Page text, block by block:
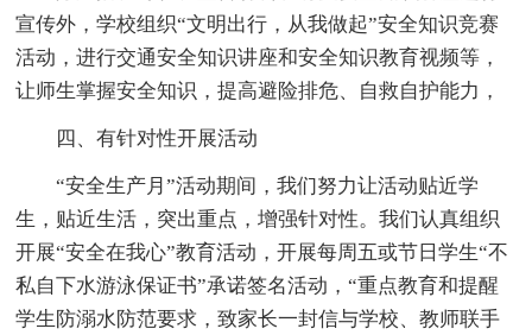
宣传外，学校组织“文明出行，从我做起”安全知识竞赛
活动，进行交通安全知识讲座和安全知识教育视频等，
让师生掌握安全知识，提高避险排危、自救自护能力，
四、有针对性开展活动
“安全生产月”活动期间，我们努力让活动贴近学
生，贴近生活，突出重点，增强针对性。我们认真组织
开展“安全在我心”教育活动，开展每周五或节日学生“不
私自下水游泳保证书”承诺签名活动，“重点教育和提醒
学生防溺水防范要求，致家长一封信与学校、教师联手